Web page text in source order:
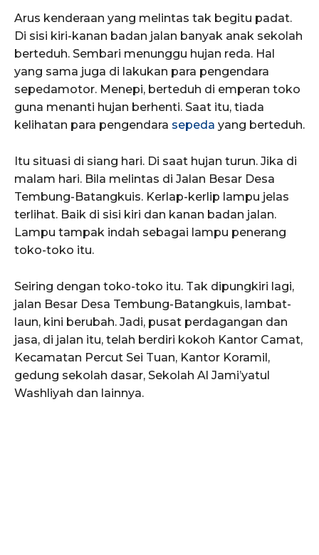
Arus kenderaan yang melintas tak begitu padat.
Di sisi kiri-kanan badan jalan banyak anak sekolah
berteduh. Sembari menunggu hujan reda. Hal
yang sama juga di lakukan para pengendara
sepedamotor. Menepi, berteduh di emperan toko
guna menanti hujan berhenti. Saat itu, tiada
kelihatan para pengendara sepeda yang berteduh.
Itu situasi di siang hari. Di saat hujan turun. Jika di
malam hari. Bila melintas di Jalan Besar Desa
Tembung-Batangkuis. Kerlap-kerlip lampu jelas
terlihat. Baik di sisi kiri dan kanan badan jalan.
Lampu tampak indah sebagai lampu penerang
toko-toko itu.
Seiring dengan toko-toko itu. Tak dipungkiri lagi,
jalan Besar Desa Tembung-Batangkuis, lambat-
laun, kini berubah. Jadi, pusat perdagangan dan
jasa, di jalan itu, telah berdiri kokoh Kantor Camat,
Kecamatan Percut Sei Tuan, Kantor Koramil,
gedung sekolah dasar, Sekolah Al Jami’yatul
Washliyah dan lainnya.